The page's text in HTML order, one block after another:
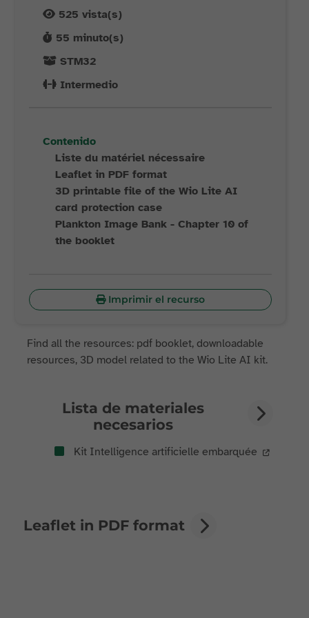
525 vista(s)
55 minuto(s)
STM32
Intermedio
Contenido
Liste du matériel nécessaire
Leaflet in PDF format
3D printable file of the Wio Lite AI
card protection case
Plankton Image Bank - Chapter 10 of
the booklet
Imprimir el recurso
Find all the resources: pdf booklet, downloadable
resources, 3D model related to the Wio Lite AI kit.
Lista de materiales
necesarios
Kit Intelligence artificielle embarquée
Leaflet in PDF format